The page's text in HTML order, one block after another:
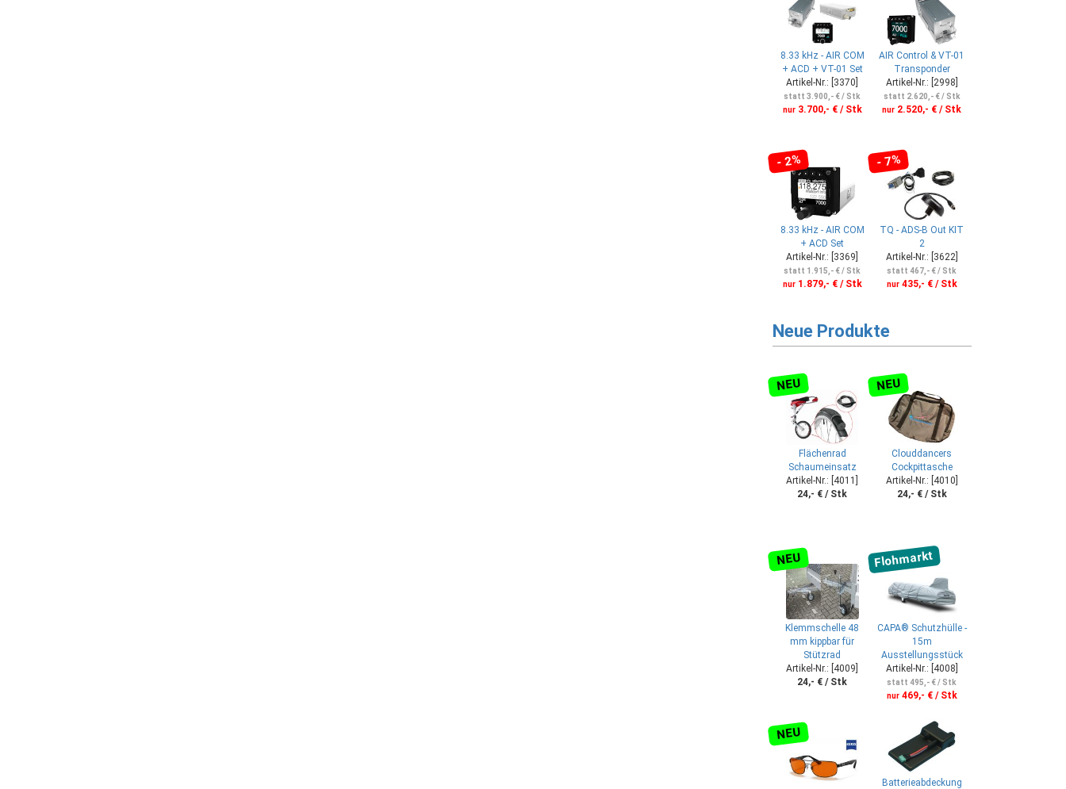
8.33 kHz - AIR COM
+ ACD + VT-01 Set
Artikel-Nr.: [3370]
statt 3.900,- € / Stk
nur3.700,- € / Stk
AIR Control & VT-01
Transponder
Artikel-Nr.: [2998]
statt 2.620,- € / Stk
nur 2.520,- € / Stk
- 2%
8.33 kHz - AIR COM
+ ACD Set
Artikel-Nr.: [3369]
statt 1.915,- € / Stk
nur1.879,- € / Stk
- 7%
TQ - ADS-B Out KIT
2
Artikel-Nr.: [3622]
statt 467,- € / Stk
nur435,- € / Stk
Neue Produkte
NEU
Flächenrad
Schaumeinsatz
Artikel-Nr.: [4011]
24,- € / Stk
NEU
Clouddancers
Cockpittasche
Artikel-Nr.: [4010]
24,- € / Stk
NEU
Klemmschelle 48
mm kippbar für
Stützrad
Artikel-Nr.: [4009]
24,- € / Stk
Flohmarkt
CAPA® Schutzhülle -
15m
Ausstellungsstück
Artikel-Nr.: [4008]
statt 495,- € / Stk
nur469,- € / Stk
NEU
Batterieabdeckung